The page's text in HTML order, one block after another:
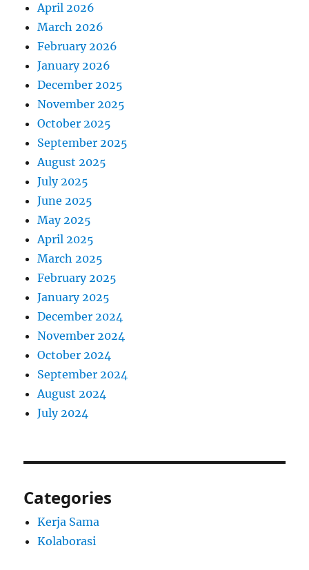
April 2026
March 2026
February 2026
January 2026
December 2025
November 2025
October 2025
September 2025
August 2025
July 2025
June 2025
May 2025
April 2025
March 2025
February 2025
January 2025
December 2024
November 2024
October 2024
September 2024
August 2024
July 2024
Categories
Kerja Sama
Kolaborasi